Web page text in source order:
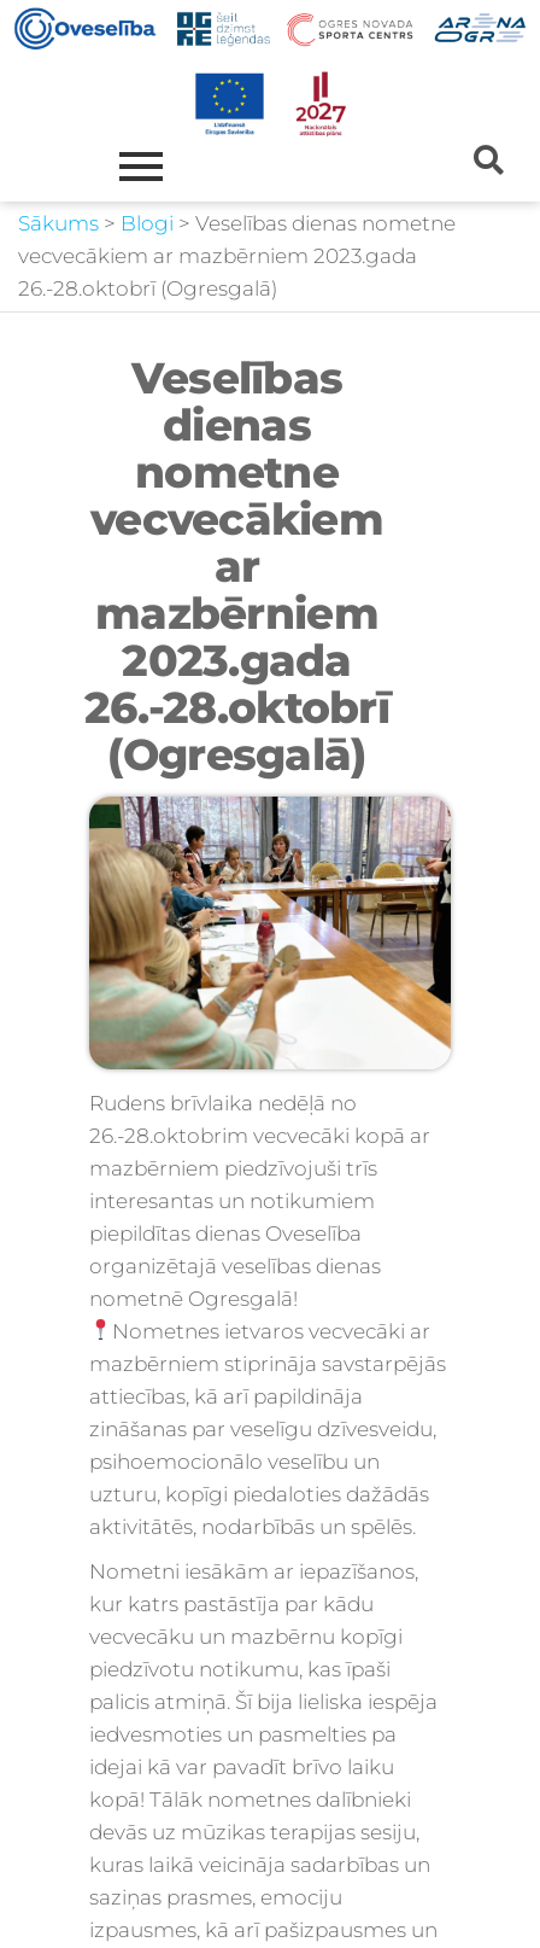
Sākums > Blogi > Veselības dienas nometne
vecvecākiem ar mazbērniem 2023.gada
26.-28.oktobrī (Ogresgalā)
Veselības
dienas
nometne
vecvecākiem
ar
mazbērniem
2023.gada
26.-28.oktobrī
(Ogresgalā)
Rudens brīvlaika nedēļā no
26.-28.oktobrim vecvecāki kopā ar
mazbērniem piedzīvojuši trīs
interesantas un notikumiem
piepildītas dienas Oveselība
organizētajā veselības dienas
nometnē Ogresgalā!
Nometnes ietvaros vecvecāki ar
mazbērniem stiprināja savstarpējās
attiecības, kā arī papildināja
zināšanas par veselīgu dzīvesveidu,
psihoemocionālo veselību un
uzturu, kopīgi piedaloties dažādās
aktivitātēs, nodarbībās un spēlēs.
Nometni iesākām ar iepazīšanos,
kur katrs pastāstīja par kādu
vecvecāku un mazbērnu kopīgi
piedzīvotu notikumu, kas īpaši
palicis atmiņā. Šī bija lieliska iespēja
iedvesmoties un pasmelties pa
idejai kā var pavadīt brīvo laiku
kopā! Tālāk nometnes dalībnieki
devās uz mūzikas terapijas sesiju,
kuras laikā veicināja sadarbības un
saziņas prasmes, emociju
izpausmes, kā arī pašizpausmes un